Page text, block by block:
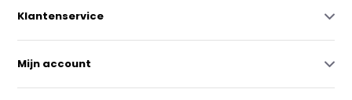
Klantenservice
Mijn account